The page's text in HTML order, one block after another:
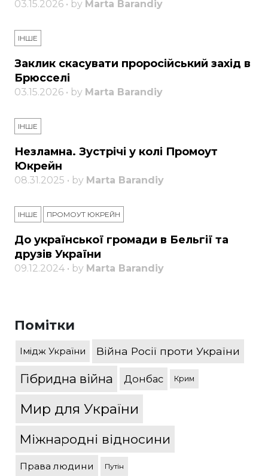
03.15.2026 • by Marta Barandiy
ІНШЕ
Заклик скасувати проросійський захід в
Брюсселі
03.15.2026 • by Marta Barandiy
ІНШЕ
Незламна. Зустрічі у колі Промоут
Юкрейн
08.31.2025 • by Marta Barandiy
ІНШЕ ПРОМОУТ ЮКРЕЙН
До української громади в Бельгії та
друзів України
09.12.2024 • by Marta Barandiy
Помітки
Імідж України Війна Росії проти України
Гібридна війна Донбас Крим
Мир для України
Міжнародні відносини
Права людини Путін